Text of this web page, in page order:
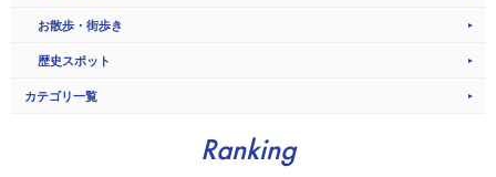
お散歩・街歩き
歴史スポット
カテゴリ一覧
Ranking